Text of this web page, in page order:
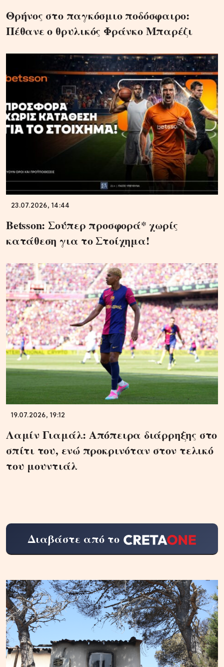
Θρήνος στο παγκόσμιο ποδόσφαιρο:
Πέθανε ο θρυλικός Φράνκο Μπαρέζι
23.07.2026, 14:44
Betsson: Σούπερ προσφορά* χωρίς
κατάθεση για το Στοίχημα!
19.07.2026, 19:12
Λαμίν Γιαμάλ: Απόπειρα διάρρηξης στο
σπίτι του, ενώ προκρινόταν στον τελικό
του μουντιάλ
Διαβάστε από το